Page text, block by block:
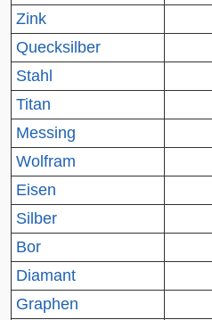
Zink
Quecksilber
Stahl
Titan
Messing
Wolfram
Eisen
Silber
Bor
Diamant
Graphen